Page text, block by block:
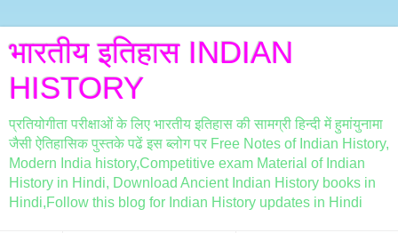
भारतीय इतिहास INDIAN
HISTORY
प्रतियोगीता परीक्षाओं के लिए भारतीय इतिहास की सामग्री हिन्दी में हुमांयुनामा
जैसी ऐतिहासिक पुस्तके पढें इस ब्लोग पर Free Notes of Indian History,
Modern India history,Competitive exam Material of Indian
History in Hindi, Download Ancient Indian History books in
Hindi,Follow this blog for Indian History updates in Hindi